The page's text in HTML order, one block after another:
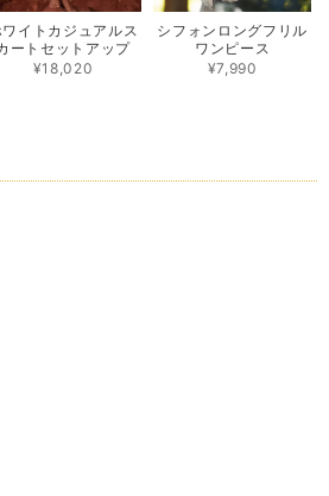
ワイトカジュアルス
ートセットアップ
¥18,020
シフォンロングフリル
ワンピース
¥7,990